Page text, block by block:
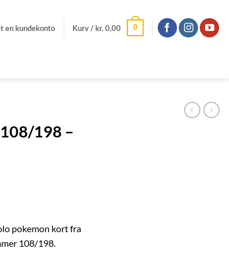
en kundekonto Kurv / kr.0,00 0
198 –
pokemon kort fra
108/198.